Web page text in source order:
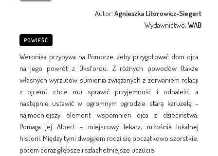
Autor:Agnieszka Litorowicz-Siegert
Wydawnictwo:WAB
POWIEŚĆ
Weronika przybywa na Pomorze, żeby przygotować dom ojca
na jego powrót z Oksfordu. Z różnych powodów (także
własnych wyrzutów sumienia związanych z zerwaniem relacji
z ojcem) chce mu sprawić przyjemność i odnaleźć, a
następnie ustawić w ogromnym ogrodzie starą karuzelę –
najmocniejszy element wspomnień ojca z dzieciństwa.
Pomaga jej Albert – miejscowy lekarz, miłośnik lokalnej
historii. Między tymi dwojgiem rodzi się początkowo szorstkie,
potem coraz głębsze i szlachetniejsze uczucie.